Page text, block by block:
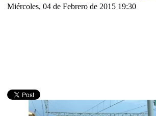
Miércoles, 04 de Febrero de 2015 19:30